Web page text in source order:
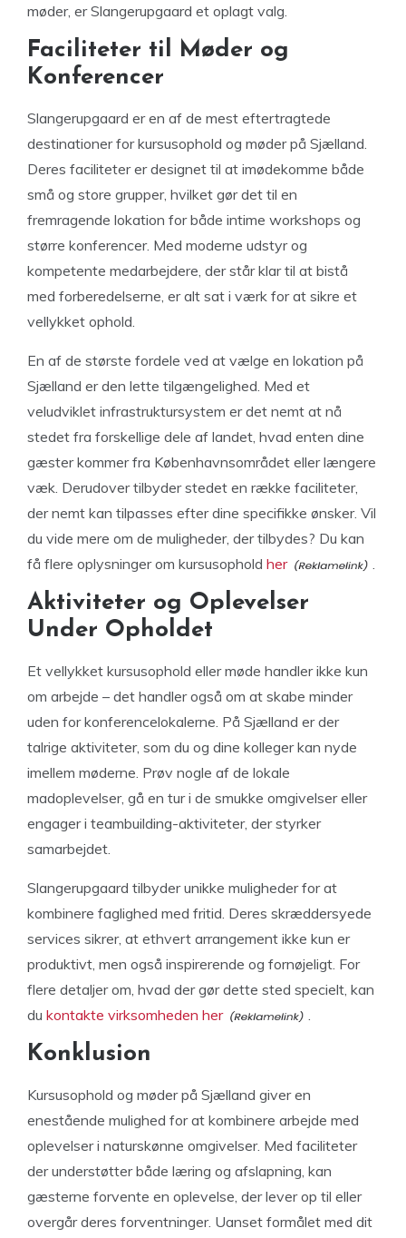
møder, er Slangerupgaard et oplagt valg.
Faciliteter til Møder og
Konferencer
Slangerupgaard er en af de mest eftertragtede
destinationer for kursusophold og møder på Sjælland.
Deres faciliteter er designet til at imødekomme både
små og store grupper, hvilket gør det til en
fremragende lokation for både intime workshops og
større konferencer. Med moderne udstyr og
kompetente medarbejdere, der står klar til at bistå
med forberedelserne, er alt sat i værk for at sikre et
vellykket ophold.
En af de største fordele ved at vælge en lokation på
Sjælland er den lette tilgængelighed. Med et
veludviklet infrastruktursystem er det nemt at nå
stedet fra forskellige dele af landet, hvad enten dine
gæster kommer fra Københavnsområdet eller længere
væk. Derudover tilbyder stedet en række faciliteter,
der nemt kan tilpasses efter dine specifikke ønsker. Vil
du vide mere om de muligheder, der tilbydes? Du kan
få flere oplysninger om kursusophold her
Aktiviteter og Oplevelser
Under Opholdet
Et vellykket kursusophold eller møde handler ikke kun
om arbejde – det handler også om at skabe minder
uden for konferencelokalerne. På Sjælland er der
talrige aktiviteter, som du og dine kolleger kan nyde
imellem møderne. Prøv nogle af de lokale
madoplevelser, gå en tur i de smukke omgivelser eller
engager i teambuilding-aktiviteter, der styrker
samarbejdet.
Slangerupgaard tilbyder unikke muligheder for at
kombinere faglighed med fritid. Deres skræddersyede
services sikrer, at ethvert arrangement ikke kun er
produktivt, men også inspirerende og fornøjeligt. For
flere detaljer om, hvad der gør dette sted specielt, kan
du kontakte virksomheden her
Konklusion
Kursusophold og møder på Sjælland giver en
enestående mulighed for at kombinere arbejde med
oplevelser i naturskønne omgivelser. Med faciliteter
der understøtter både læring og afslapning, kan
gæsterne forvente en oplevelse, der lever op til eller
overgår deres forventninger. Uanset formålet med dit